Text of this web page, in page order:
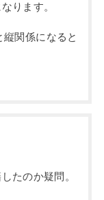
ります。
関係になると
たのか疑問。